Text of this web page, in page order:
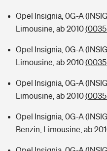
Opel Insignia, 0G-A
Limousine, ab 2010
Opel Insignia, 0G-A
Limousine, ab 2010
Opel Insignia, 0G-A
Limousine, ab 2010
Opel Insignia, 0G-A
Benzin, Limousine, ab